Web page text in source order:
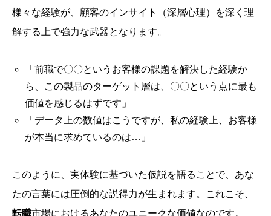
様々な経験が、顧客のインサイト（深層心理）を深く理
解する上で強力な武器となります。
「前職で〇〇というお客様の課題を解決した経験か
ら、この製品のターゲット層は、〇〇という点に最も
価値を感じるはずです」
「データ上の数値はこうですが、私の経験上、お客様
が本当に求めているのは…」
このように、実体験に基づいた仮説を語ることで、あな
たの言葉には圧倒的な説得力が生まれます。これこそ、
転職市場におけるあなたのユニークな価値なのです。